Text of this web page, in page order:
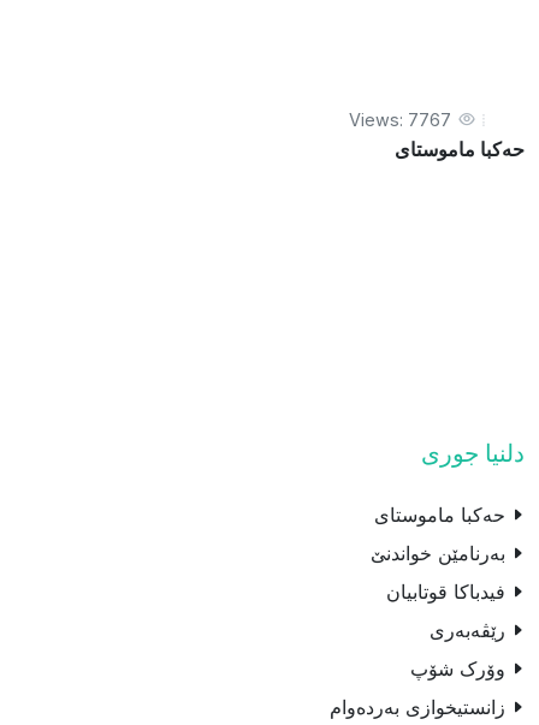
Views: 7767
حەکبا ماموستای
دلنیا جوری
حەکبا ماموستای
بەرنامێن خواندنێ
فیدباکا قوتابیان
رێڤه‌به‌رى
وۆرک شۆپ
زانستیخوازی بەردەوام